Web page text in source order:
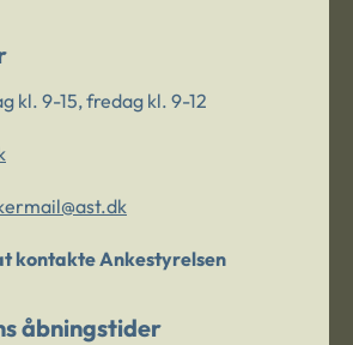
kl. 9-15, fredag kl. 9-12
kontakte Ankestyrelsen
åbningstider